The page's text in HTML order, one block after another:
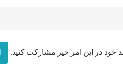
خود در این امر خیر مشارکت کنید.